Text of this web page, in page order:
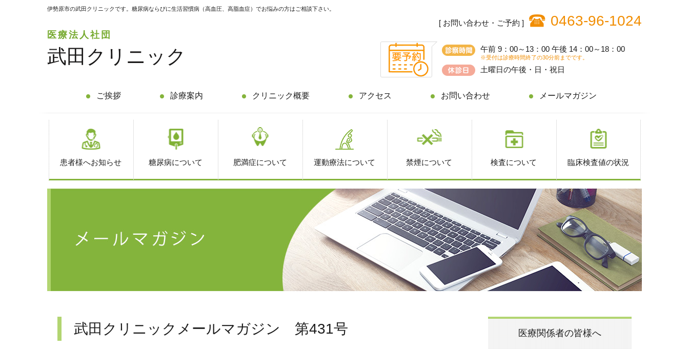
伊勢原市の武田クリニックです。糖尿病ならびに生活習慣病（高血圧、高脂血症）でお悩みの方はご相談下さい。
医療法人社団
武田クリニック
[ お問い合わせ・ご予約 ] 0463-96-1024
午前 9：00～13：00 午後 14：00～18：00
※受付は診療時間終了の30分前までです。
土曜日の午後・日・祝日
ご挨拶 診療案内 クリニック概要 アクセス お問い合わせ メールマガジン
患者様へお知らせ 糖尿病について 肥満症について 運動療法について 禁煙について 検査について 臨床検査値の状況
武田クリニックメールマガジン 第431号 医療関係者の皆様へ